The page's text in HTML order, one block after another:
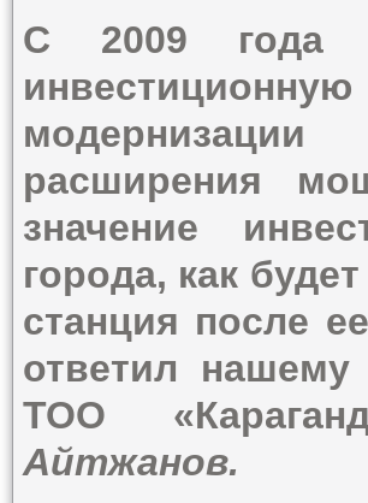
С 2009 года
расширения
значение
города, как
станция после
ответил нашему
ТОО
Айтжанов.